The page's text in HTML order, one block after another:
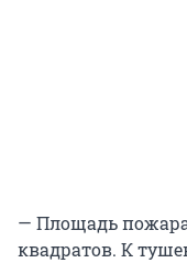
— Площадь пожара
квадратов. К